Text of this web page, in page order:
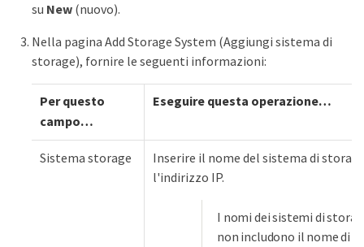
su New(nuovo).
Nella pagina Add Storage System (Aggiungi sistema di
storage), fornire le seguenti informazioni:
Per questo
campo…​
Eseguire questa operazione…​
Sistema storage
Inserire il nome del sistema di
l'indirizzo IP.
I nomi dei sistemi di
non includono il nome di